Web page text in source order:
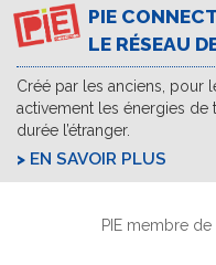
PIE
LE RÉSEAU
Créé par les anciens, pour
activement les énergies
durée l’étranger.
EN SAVOIR PLUS
PIE membre de